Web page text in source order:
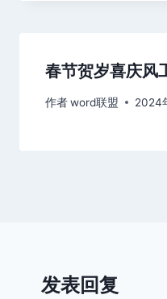
春节贺岁喜庆风
作者word联盟 2024
发表回复